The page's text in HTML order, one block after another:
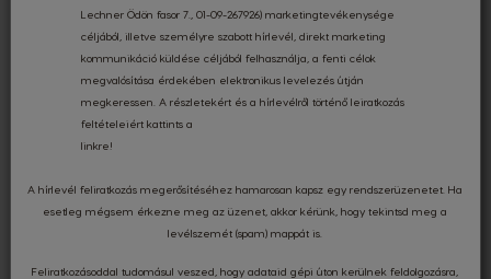
Lechner Ödön fasor 7., 01-09-267926) marketingtevékenysége
céljából, illetve személyre szabott hírlevél, direkt marketing
kommunikáció küldése céljából felhasználja, a fenti célok
megvalósítása érdekében elektronikus levelezés útján
megkeressen. A részletekért és a hírlevélről történő leiratkozás
feltételeiért kattints a
linkre!
A hírlevél feliratkozás megerősítéséhez hamarosan kapsz egy rendszerüzenetet. Ha
esetleg mégsem érkezne meg az üzenet, akkor kérünk, hogy tekintsd meg a
levélszemét (spam) mappát is.
Feliratkozásoddal tudomásul veszed, hogy adataid gépi úton kerülnek feldolgozásra,
Dávid - 28/03/2018
Szép színes